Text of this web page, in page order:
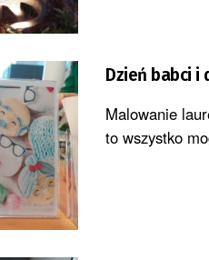
Dzień babci i
Malowanie
to wszystko